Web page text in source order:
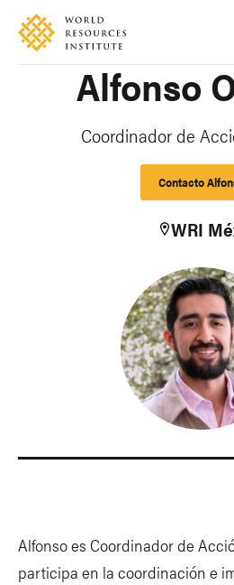
Skip
main
Accessibility
Alfonso
Coordinador de
Contacto
WRI
Alfonso es Coordinador de
participa en la coordinación e